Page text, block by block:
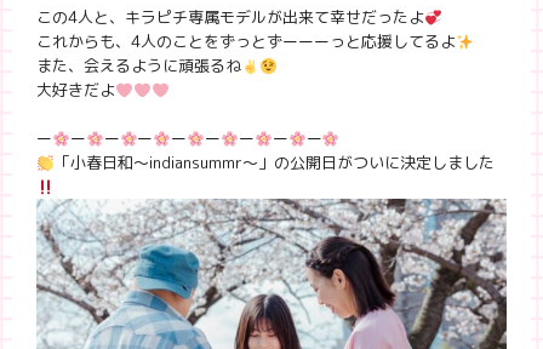
この4人と、キラピチ専属モデルが出来て幸せだったよ
これからも、4人のことをずっとずーーーっと応援してるよ
また、会えるように頑張るね
大好きだよ
ー ー ー ー ー ー ー ー
ー
「小春日和〜indiansummr〜」の公開日がついに決定しました